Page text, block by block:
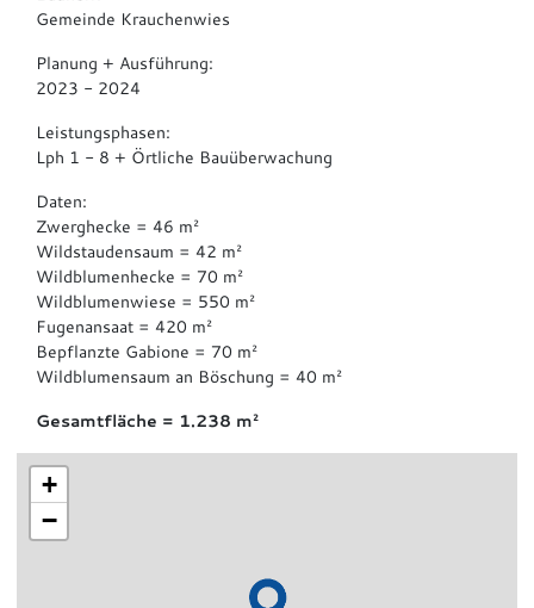
Gemeinde Krauchenwies
Planung + Ausführung:
2023 - 2024
Leistungsphasen:
Lph 1 - 8 + Örtliche Bauüberwachung
Daten:
Zwerghecke = 46 m²
Wildstaudensaum = 42 m²
Wildblumenhecke = 70 m²
Wildblumenwiese = 550 m²
Fugenansaat = 420 m²
Bepflanzte Gabione = 70 m²
Wildblumensaum an Böschung = 40 m²
Gesamtfläche = 1.238 m²
+
−